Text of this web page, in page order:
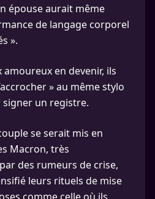
épouse aurait même
de langage corporel
».
en devenir, ils
» au même stylo
un registre.
se serait mis en
Macron, très
des rumeurs de crise,
leurs rituels de mise